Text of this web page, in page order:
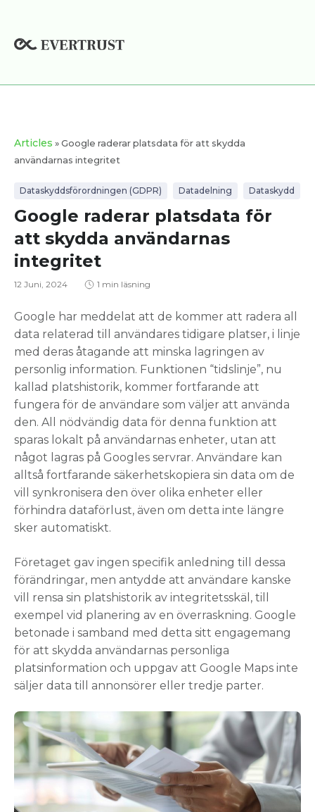
innehåll
Articles » Google raderar platsdata för att skydda
användarnas integritet
Dataskyddsförordningen (GDPR) Datadelning Dataskydd
Google raderar platsdata för
att skydda användarnas
integritet
12 Juni, 2024 1 min läsning
Google har meddelat att de kommer att radera all
data relaterad till användares tidigare platser, i linje
med deras åtagande att minska lagringen av
personlig information. Funktionen “tidslinje”, nu
kallad platshistorik, kommer fortfarande att
fungera för de användare som väljer att använda
den. All nödvändig data för denna funktion att
sparas lokalt på användarnas enheter, utan att
något lagras på Googles servrar. Användare kan
alltså fortfarande säkerhetskopiera sin data om de
vill synkronisera den över olika enheter eller
förhindra dataförlust, även om detta inte längre
sker automatiskt.
Företaget gav ingen specifik anledning till dessa
förändringar, men antydde att användare kanske
vill rensa sin platshistorik av integritetsskäl, till
exempel vid planering av en överraskning. Google
betonade i samband med detta sitt engagemang
för att skydda användarnas personliga
platsinformation och uppgav att Google Maps inte
säljer data till annonsörer eller tredje parter.